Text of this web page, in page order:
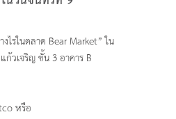
ไรในตลาด Bear Market” ใน
วเจริญ ชั้น 3 อาคาร B
หรือ